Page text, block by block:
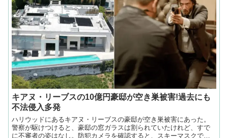
キアヌ・リーブスの10億円豪邸が空き巣被害!過去にも
不法侵入多発
ハリウッドにあるキアヌ・リーブスの豪邸が空き巣被害にあった。
警察が駆けつけると、豪邸の窓ガラスは割られていたけれど、すで
に不審者の姿はなし。防犯カメラを確認すると、スキーマスクで顔